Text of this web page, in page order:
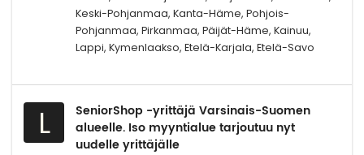
Keski-Pohjanmaa, Kanta-Häme, Pohjois-
Pohjanmaa, Pirkanmaa, Päijät-Häme, Kainuu,
Lappi, Kymenlaakso, Etelä-Karjala, Etelä-Savo
L
SeniorShop -yrittäjä Varsinais-Suomen
alueelle. Iso myyntialue tarjoutuu nyt
uudelle yrittäjälle